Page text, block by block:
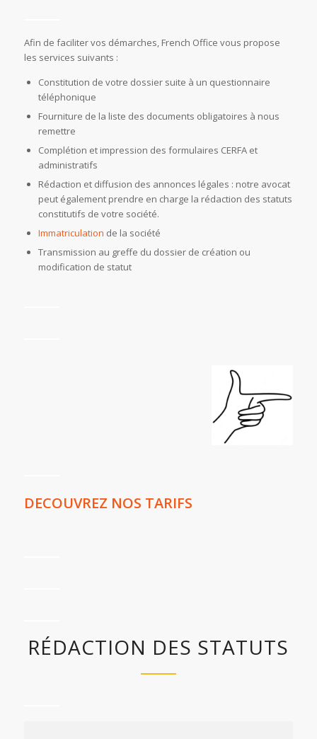
Afin de faciliter vos démarches, French Office vous propose
les services suivants :
Constitution de votre dossier suite à un questionnaire
téléphonique
Fourniture de la liste des documents obligatoires à nous
remettre
Complétion et impression des formulaires CERFA et
administratifs
Rédaction et diffusion des annonces légales : notre avocat
peut également prendre en charge la rédaction des statuts
constitutifs de votre société.
Immatriculation de la société
Transmission au greffe du dossier de création ou
modification de statut
DECOUVREZ NOS TARIFS
RÉDACTION DES STATUTS